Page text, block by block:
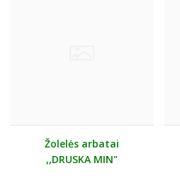
Žolelės arbatai
,,DRUSKA MIN"